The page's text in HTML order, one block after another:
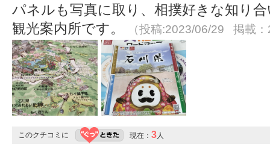
パネルも写真に取り、相撲好きな知り
観光案内所です。
（投稿:2023/06/29 掲載
このクチコミに 現在： 3人